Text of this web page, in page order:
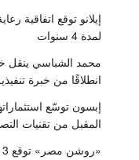
إيلانو توقع اتفاقية
لمدة 4 سنوات
محمد الشباسي ينقل
انطلاقًا من خبرة تنفيذية
إبسون توسّع
المقبل من تقنيات